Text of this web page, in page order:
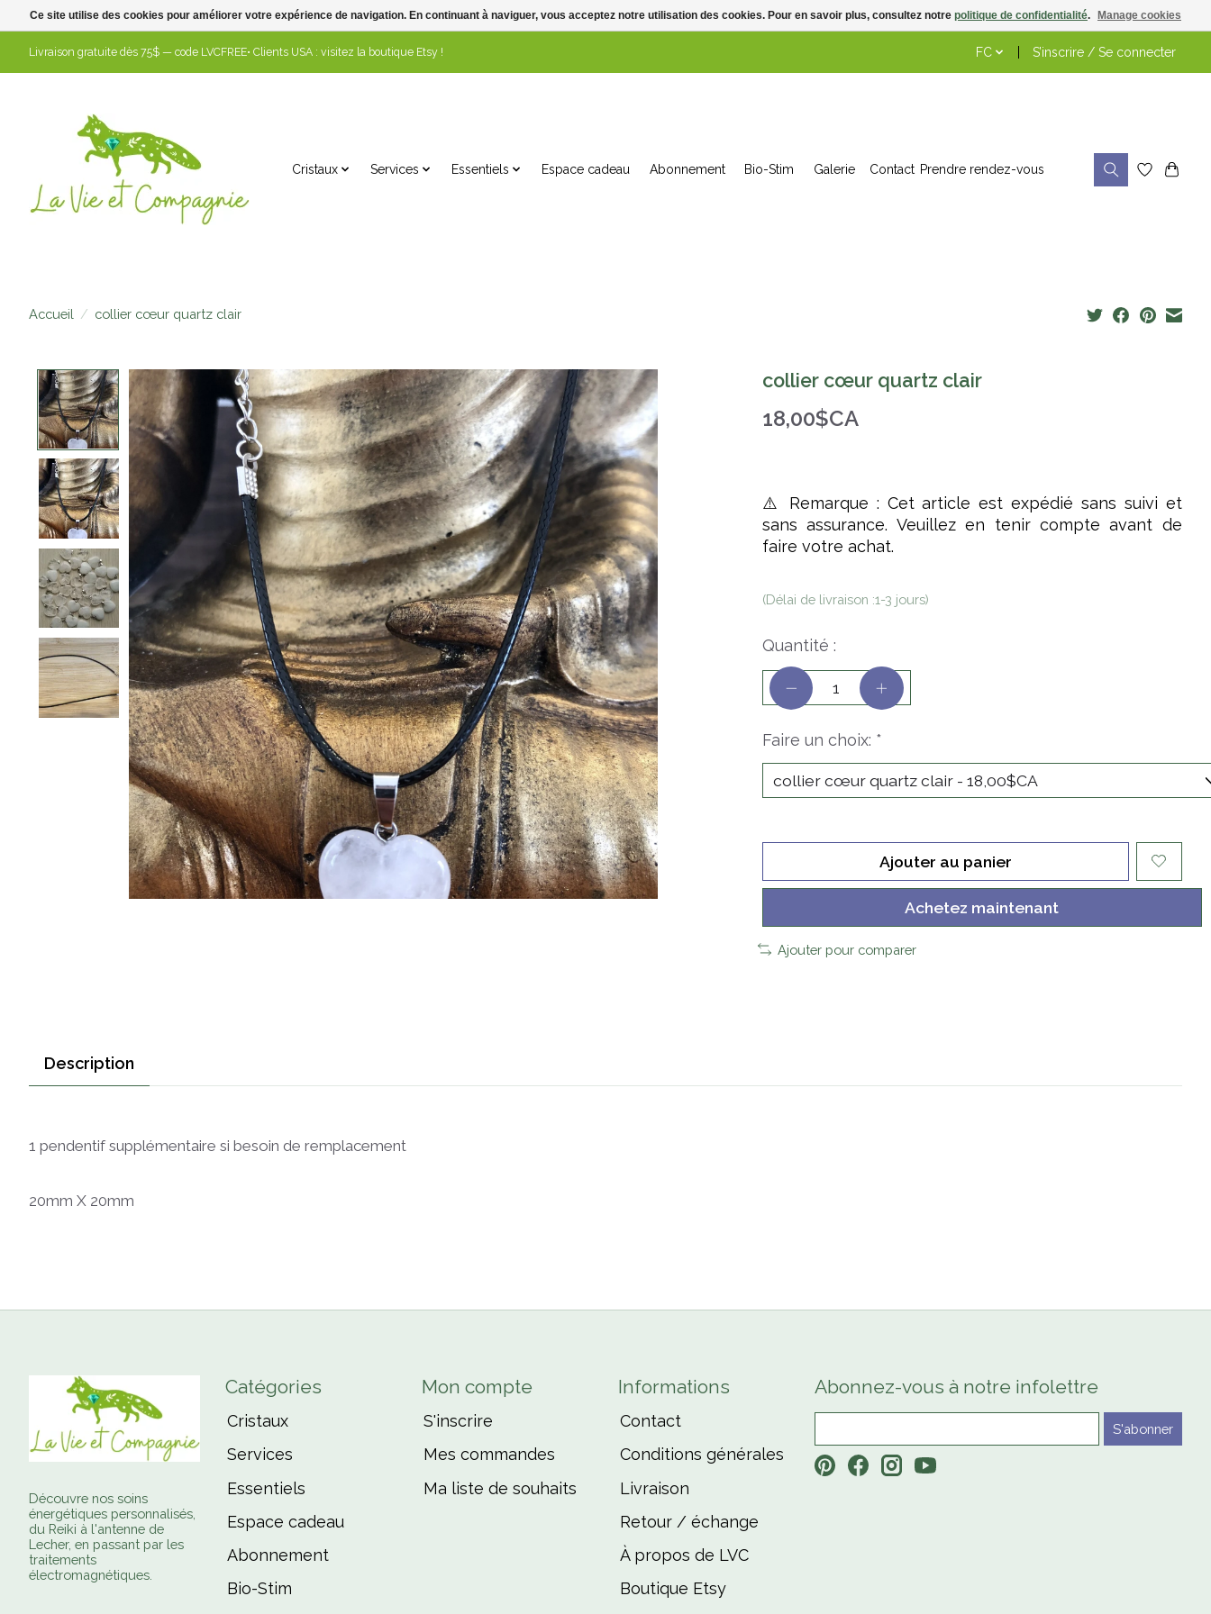
Livraison gratuite dès 75$ — code LVCFREE• Clients USA : visitez la boutique Etsy ! FC S’inscrire / Se connecter
Cristaux Services Essentiels Espace cadeau Abonnement Bio-Stim Galerie Contact Prendre rendez-vous
Accueil / collier cœur quartz clair
Product image slideshow Items collier cœur quartz clair
18,00$CA
⚠️ Remarque : Cet article est expédié sans suivi et
sans assurance. Veuillez en tenir compte avant de
faire votre achat.
(Délai de livraison :1-3 jours)
Faire un choix: *
Quantité :
Ajouter au panier
Achetez maintenant
Ajouter pour comparer
Description
1 pendentif supplémentaire si besoin de remplacement
20mm X 20mm
Découvre nos soins
énergétiques personnalisés,
du Reiki à l'antenne de
Lecher, en passant par les
traitements
électromagnétiques.
Catégories
Cristaux
Services
Essentiels
Espace cadeau
Abonnement
Bio-Stim
Mon compte
S'inscrire
Mes commandes
Ma liste de souhaits
Informations
Contact
Conditions générales
Livraison
Retour / échange
À propos de LVC
Boutique Etsy
Abonnez-vous à notre infolettre
S'abonner
Ce site utilise des cookies pour améliorer votre expérience de navigation. En continuant à naviguer, vous acceptez notre utilisation des cookies. Pour en savoir plus, consultez notre politique de confidentialité. Manage cookies